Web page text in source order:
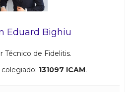
Eduard Bighiu
Técnico de Fidelitis.
131097 ICAM.